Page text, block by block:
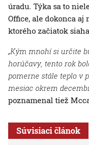
úradu. Týka sa to
Office, ale dokonca
ktorého začiatok
„Kým mnohí si určite
horúčavy, tento rok
pomerne stále teplo v
mesiac okrem
poznamenal tiež
Súvisiaci článok